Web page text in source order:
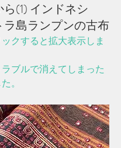
ら(1) インドネシ
ラ島ランプンの古布
クすると拡大表示しま
ブルで消えてしまった
。